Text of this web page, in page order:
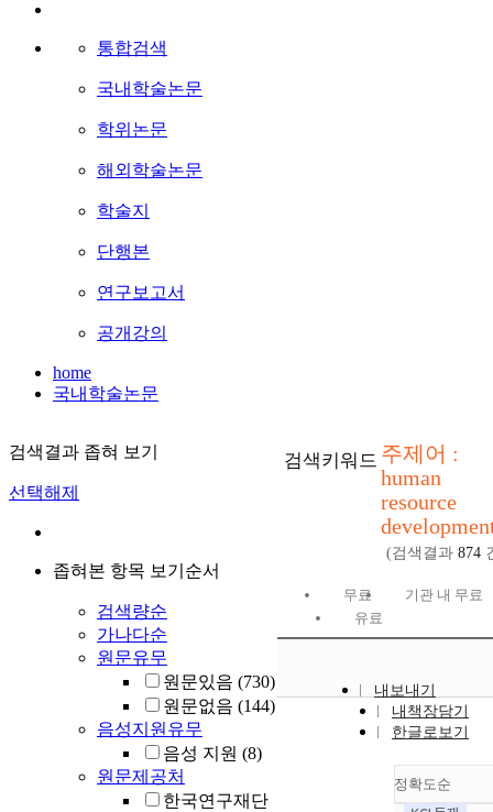
통합검색
국내학술논문
학위논문
해외학술논문
학술지
단행본
연구보고서
공개강의
home
국내학술논문
검색결과 좁혀 보기
선택해제
좁혀본 항목 보기순서
검색량순
가나다순
원문유무
원문있음 (730)
원문없음 (144)
음성지원유무
음성 지원 (8)
원문제공처
한국연구재단
검색키워드 주제어 :
human
resource
(검색결과 874
무료
기관 내 무료
유료
내보내기
내책장담기
한글로보기
정확도순